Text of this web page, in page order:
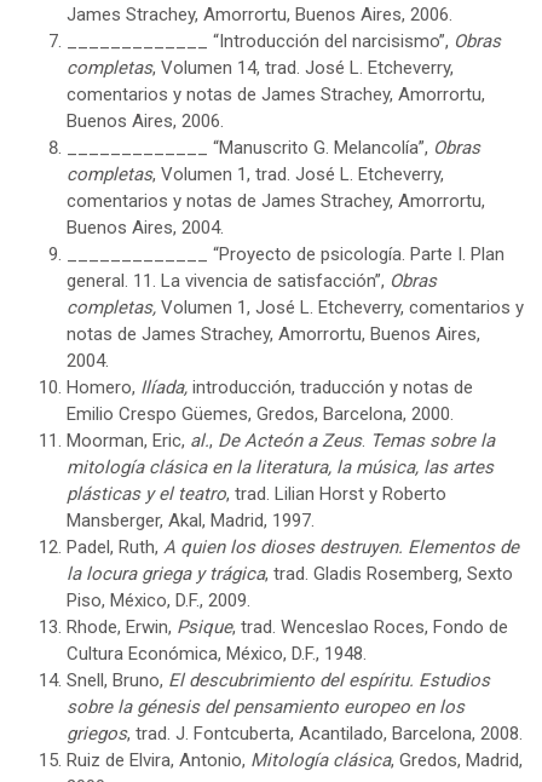
James Strachey, Amorrortu, Buenos Aires, 2006.
_____________ “Introducción del narcisismo”, Obras
completas, Volumen 14, trad. José L. Etcheverry,
comentarios y notas de James Strachey, Amorrortu,
Buenos Aires, 2006.
_____________ “Manuscrito G. Melancolía”, Obras
completas, Volumen 1, trad. José L. Etcheverry,
comentarios y notas de James Strachey, Amorrortu,
Buenos Aires, 2004.
_____________ “Proyecto de psicología. Parte I. Plan
general. 11. La vivencia de satisfacción”, Obras
completas, Volumen 1, José L. Etcheverry, comentarios y
notas de James Strachey, Amorrortu, Buenos Aires,
2004.
Homero, Ilíada, introducción, traducción y notas de
Emilio Crespo Güemes, Gredos, Barcelona, 2000.
Moorman, Eric, al., De Acteón a Zeus. Temas sobre la
mitología clásica en la literatura, la música, las artes
plásticas y el teatro, trad. Lilian Horst y Roberto
Mansberger, Akal, Madrid, 1997.
Padel, Ruth, A quien los dioses destruyen. Elementos de
la locura griega y trágica, trad. Gladis Rosemberg, Sexto
Piso, México, D.F., 2009.
Rhode, Erwin, Psique, trad. Wenceslao Roces, Fondo de
Cultura Económica, México, D.F., 1948.
Snell, Bruno, El descubrimiento del espíritu. Estudios
sobre la génesis del pensamiento europeo en los
griegos, trad. J. Fontcuberta, Acantilado, Barcelona, 2008.
Ruiz de Elvira, Antonio, Mitología clásica, Gredos, Madrid,